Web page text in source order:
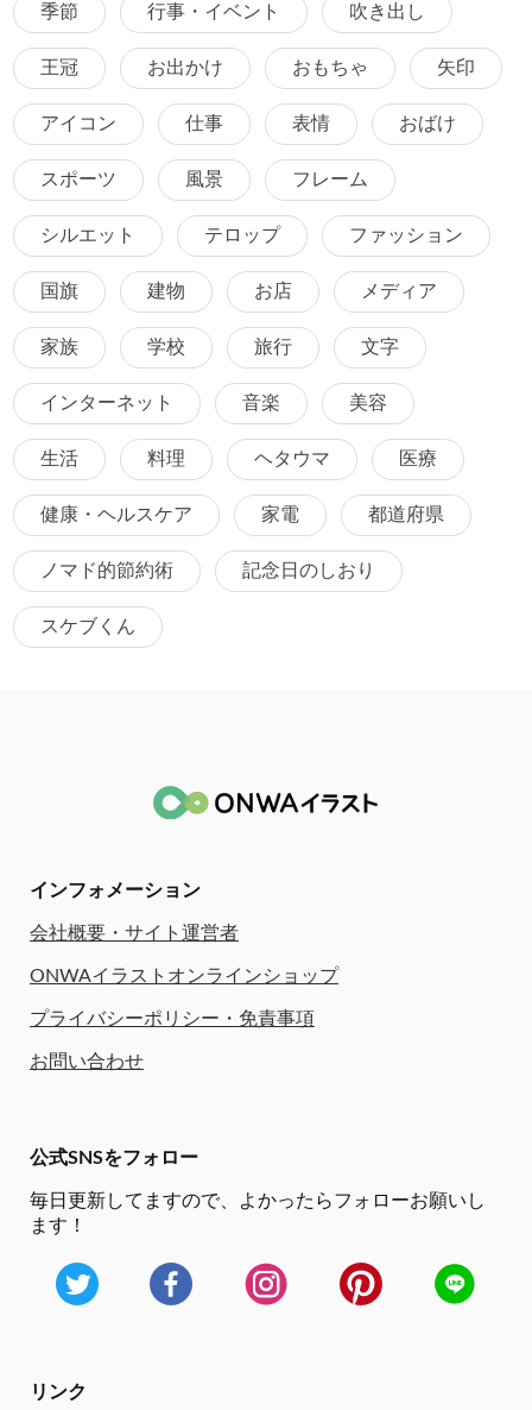
季節 行事・イベント 吹き出し
王冠 お出かけ おもちゃ 矢印
アイコン 仕事 表情 おばけ
スポーツ 風景 フレーム
シルエット テロップ ファッション
国旗 建物 お店 メディア
家族 学校 旅行 文字
インターネット 音楽 美容
生活 料理 ヘタウマ 医療
健康・ヘルスケア 家電 都道府県
ノマド的節約術 記念日のしおり
スケブくん
インフォメーション
会社概要・サイト運営者
ONWAイラストオンラインショップ
プライバシーポリシー・免責事項
お問い合わせ
公式SNSをフォロー
毎日更新してますので、
よかったらフォローお願いし
ます！
リンク